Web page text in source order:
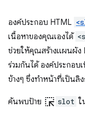
องค์ประกอบ HTML
เนื้อหาของคุณเองได้
ช่วยให้คุณสร้างแผนผั
ร่วมกันได้ องค์ประกอบ
ข้างๆ ซึ่งทำหน้าที่เป็นลิ
ค้นพบป้าย ink_selection slot ใ